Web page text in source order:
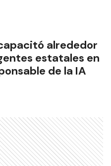
alrededor
estatales en
de la IA